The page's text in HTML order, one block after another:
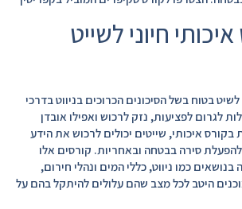
חיוני לשייט
לשיט בטוח בשל הסיכונים הכרוכים בניווט בדרכי
לגרום לפציעות, נזק לרכוש ואפילו אובדן
איכותי, שייטים יכולים לרכוש את הידע
להפעלת סירה בבטחה ובאחריות. קורסים אלו
כמו ניווט, כללי המים ונהלי חירום,
היטב לכל מצב שהם עלולים להיתקל בהם על